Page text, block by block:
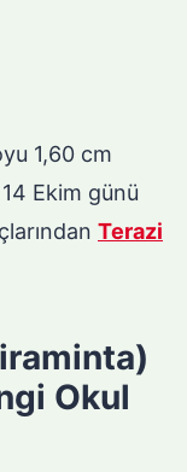
1,60 cm
Ekim günü
Terazi
Okul